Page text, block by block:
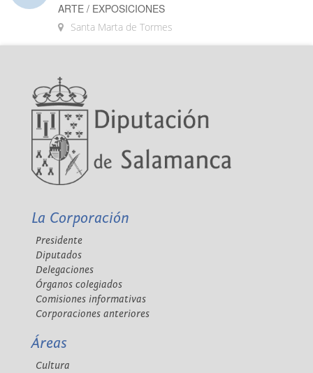
ARTE / EXPOSICIONES
Santa Marta de Tormes
La Corporación
Presidente
Diputados
Delegaciones
Órganos colegiados
Comisiones informativas
Corporaciones anteriores
Áreas
Cultura